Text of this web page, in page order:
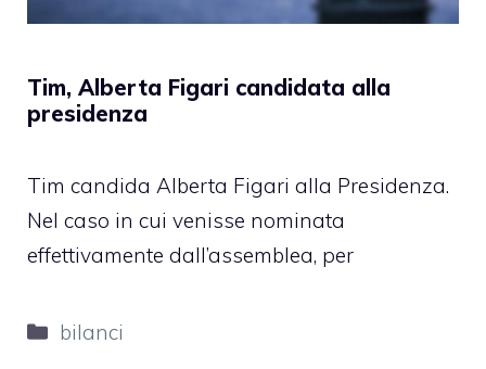
Tim, Alberta Figari candidata alla
presidenza
Tim candida Alberta Figari alla Presidenza.
Nel caso in cui venisse nominata
effettivamente dall’assemblea, per
Categorie
bilanci